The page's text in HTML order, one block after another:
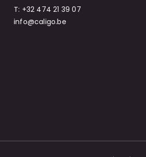
T: +32 474 21 39 07
info@caligo.be